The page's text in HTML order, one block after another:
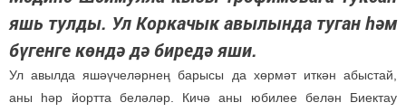
яшь тулды. Ул Коркачык авылында туган һәм
бүгенге көндә дә биредә яши.
Ул авылда яшәүчеләрнең барысы да хөрмәт иткән абыстай,
аны һәр йортта беләләр. Кичә аны юбилее белән Биектау